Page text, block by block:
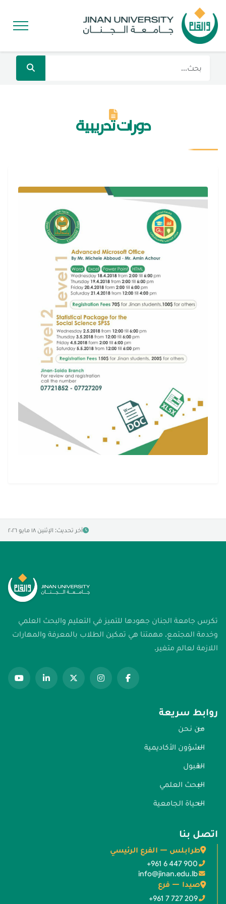
دورات تدريبية
آخر تحديث: الإثنين ١٨ مايو ٢٠٢٦
تكرس جامعة الجنان جهودها للتميز في التعليم والبحث العلمي
وخدمة المجتمع. مهمتنا هي تمكين الطلاب بالمعرفة والمهارات
اللازمة لعالم متغير.
روابط سريعة
من نحن
الشؤون الأكاديمية
القبول
البحث العلمي
الحياة الجامعية
اتصل بنا
طرابلس — الفرع الرئيسي
+961 6 447 900
info@jinan.edu.lb
صيدا — فرع
+961 7 727 209